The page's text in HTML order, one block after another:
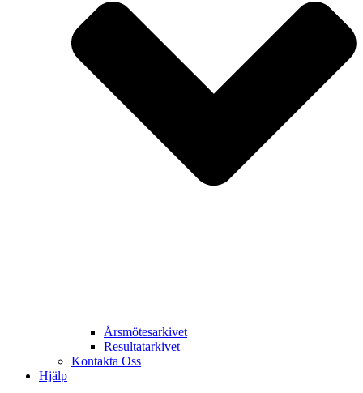
Årsmötesarkivet
Resultatarkivet
Kontakta Oss
Hjälp